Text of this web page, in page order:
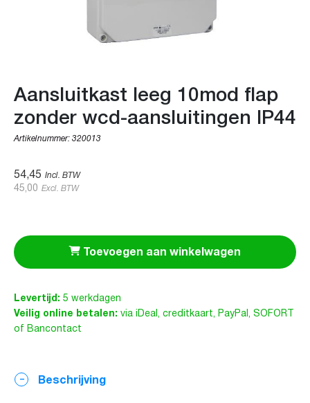
Beschrijving
Aansluitkast leeg 10mod flap
zonder wcd-aansluitingen IP44
Artikelnummer:320013
54,45 Incl. BTW
45,00 Excl. BTW
Toevoegen aan winkelwagen
Levertijd: 5 werkdagen
Veilig online betalen: via iDeal, creditkaart, PayPal, SOFORT
of Bancontact